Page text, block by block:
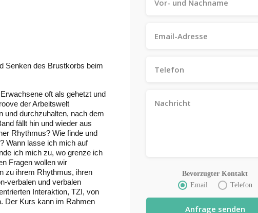
Senken des Brustkorbs beim
oft als gehetzt und
der Arbeitswelt
und durchzuhalten, nach dem
fällt hin und wieder aus
Rhythmus? Wie finde und
Wann lasse ich mich auf
ich mich zu, wo grenze ich
Fragen wollen wir
zu ihrem Rhythmus, ihren
verbalen und verbalen
Interaktion, TZI, von
Der Kurs kann im Rahmen
Bevorzugter Kontakt
Email
Telefon